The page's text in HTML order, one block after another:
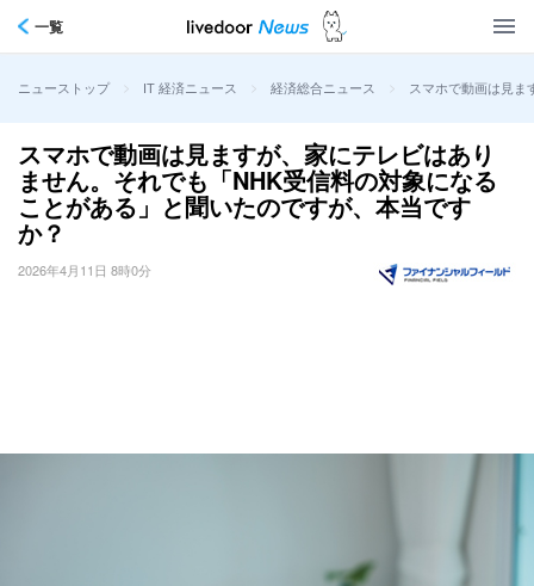
一覧
ニューストップ > IT 経済ニュース > 経済総合ニュース > スマホで動画は見ま
スマホで動画は見ますが、家にテレビはあり
ません。それでも「NHK受信料の対象になる
ことがある」と聞いたのですが、本当です
か？
2026年4月11日 8時0分